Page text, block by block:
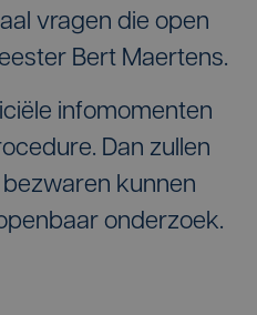
vragen die open
Bert Maertens.
infomomenten
Dan zullen
kunnen
onderzoek.